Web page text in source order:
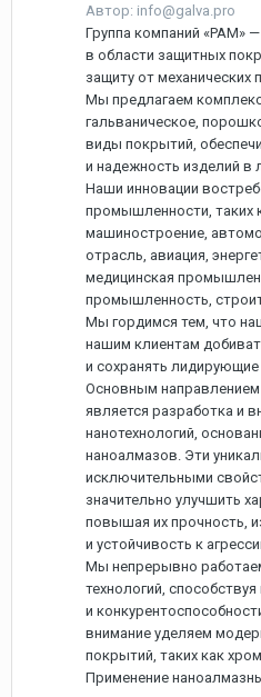
Автор: info@galva.pro
Группа компаний «РАМ»
в области защитных
защиту от механических
Мы предлагаем
гальваническое,
виды покрытий,
и надежность изделий в
Наши инновации
промышленности, таких
машиностроение,
отрасль, авиация,
медицинская
промышленность,
Мы гордимся тем, что
нашим клиентам
и сохранять лидирующие
Основным
является разработка и
нанотехнологий,
наноалмазов. Эти
исключительными
значительно улучшить
повышая их прочность,
и устойчивость к
Мы непрерывно
технологий,
и
внимание уделяем
покрытий, таких как
Применение